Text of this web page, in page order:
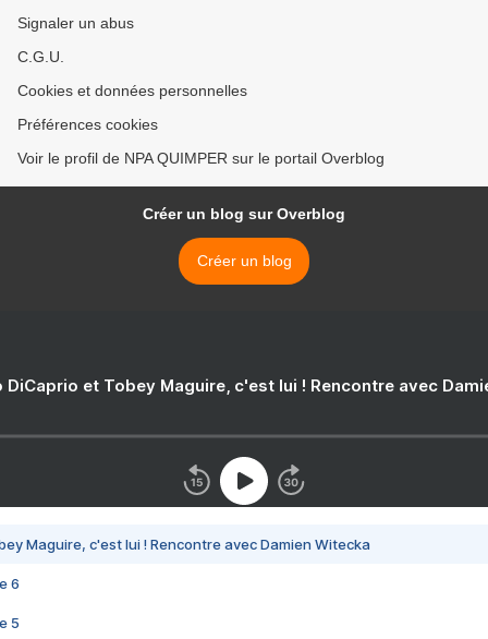
Signaler un abus
C.G.U.
Cookies et données personnelles
Préférences cookies
Voir le profil de NPA QUIMPER sur le portail Overblog
Créer un blog sur Overblog
Créer un blog
DiCaprio et Tobey Maguire, c'est lui ! Rencontre avec
Maguire, c'est lui ! Rencontre avec Damien Witecka
6
5